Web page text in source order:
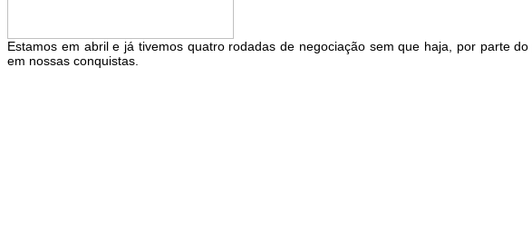
Estamos em abril e já tivemos quatro rodadas de negociação sem que haja, por parte
em nossas conquistas.